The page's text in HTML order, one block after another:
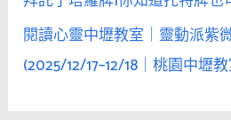
賀
詞，
讓
福
閱讀心靈中壢教室｜靈動派紫
(2025/12/17–12/18｜桃園中壢